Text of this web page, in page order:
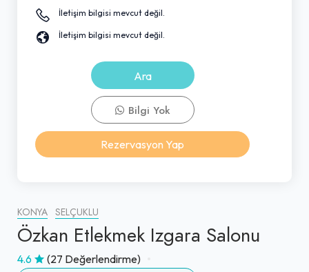
KONYA SELÇUKLU
Özkan Etlekmek Izgara Salonu
4.6 (27 Değerlendirme)
İletişim bilgisi mevcut değil.
İletişim bilgisi mevcut değil.
Ara
Bilgi Yok
Rezervasyon Yap